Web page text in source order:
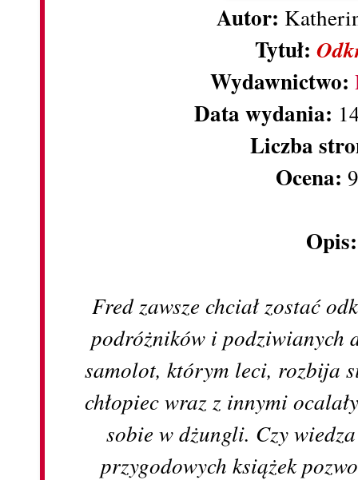
Autor:
Tytuł:
Wydawnictwo:
Data wydania:
Liczba
Ocena:
Fred zawsze chciał zostać
podróżników i podziwianych
samolot, którym leci, rozbija
chłopiec wraz z innymi
sobie w dżungli. Czy
przygodowych książek